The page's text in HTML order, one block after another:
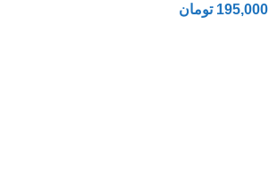
195,000 تومان